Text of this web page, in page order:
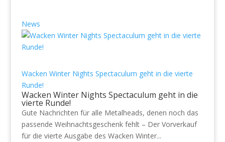
News
Wacken Winter Nights Spectaculum geht in die vierte
Runde!
Wacken Winter Nights Spectaculum geht in die
vierte Runde!
Gute Nachrichten für alle Metalheads, denen noch das
passende Weihnachtsgeschenk fehlt – Der Vorverkauf
für die vierte Ausgabe des Wacken Winter...